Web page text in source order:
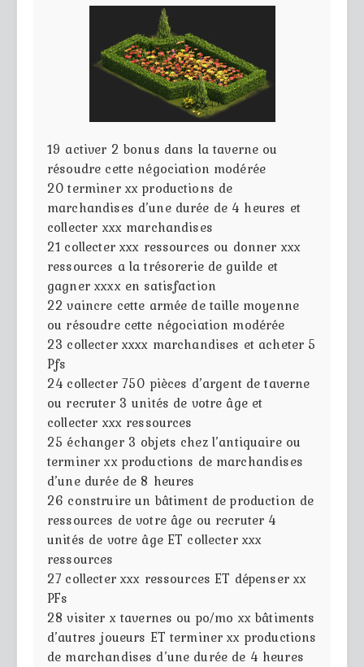
19 activer 2 bonus dans la taverne ou
résoudre cette négociation modérée
20 terminer xx productions de
marchandises d’une durée de 4 heures et
collecter xxx marchandises
21 collecter xxx ressources ou donner xxx
ressources a la trésorerie de guilde et
gagner xxxx en satisfaction
22 vaincre cette armée de taille moyenne
ou résoudre cette négociation modérée
23 collecter xxxx marchandises et acheter 5
Pfs
24 collecter 750 pièces d’argent de taverne
ou recruter 3 unités de votre âge et
collecter xxx ressources
25 échanger 3 objets chez l’antiquaire ou
terminer xx productions de marchandises
d’une durée de 8 heures
26 construire un bâtiment de production de
ressources de votre âge ou recruter 4
unités de votre âge ET collecter xxx
ressources
27 collecter xxx ressources ET dépenser xx
PFs
28 visiter x tavernes ou po/mo xx bâtiments
d’autres joueurs ET terminer xx productions
de marchandises d’une durée de 4 heures